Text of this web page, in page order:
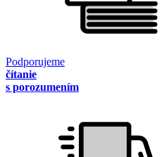
Podporujeme
čítanie
s porozumením